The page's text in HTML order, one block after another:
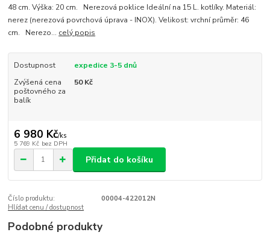
48 cm. Výška: 20 cm. Nerezová poklice Ideální na 15 L. kotlíky. Materiál:
nerez (nerezová povrchová úprava - INOX). Velikost: vrchní průměr: 46
cm. Nerezo... celý popis
Dostupnost
expedice 3-5 dnů
Zvýšená cena
poštovného za
balík
50 Kč
6 980 Kč/ks
5 769 Kč bez DPH
Přidat do košíku
Číslo produktu:
00004-422012N
Hlídat cenu / dostupnost
Podobné produkty